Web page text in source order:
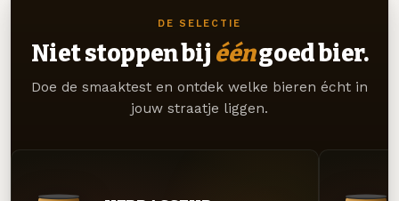
DE SELECTIE
Niet stoppen bij ééngoed bier.
Doe de smaaktest en ontdek welke bieren écht in
jouw straatje liggen.